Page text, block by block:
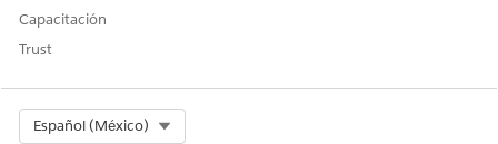
Capacitación
Trust
Español (México)